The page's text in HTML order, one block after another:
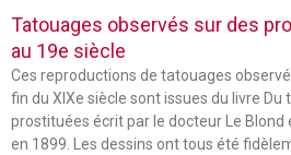
Tatouages observés sur des
au 19e siècle
Ces reproductions de tatouages
fin du XIXe siècle sont issues du livre Du
prostituées écrit par le docteur Le Blond
en 1899. Les dessins ont tous été